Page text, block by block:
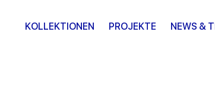
KOLLEKTIONEN PROJEKTE NEWS &